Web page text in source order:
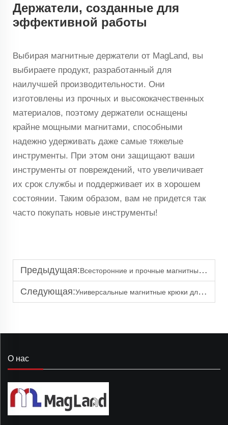
Держатели, созданные для
эффективной работы
Выбирая магнитные держатели от MagLand, вы
выбираете продукт, разработанный для
наилучшей производительности. Они
изготовлены из прочных и высококачественных
материалов, поэтому держатели оснащены
крайне мощными магнитами, способными
надежно удерживать даже самые тяжелые
инструменты. При этом они защищают ваши
инструменты от повреждений, что увеличивает
их срок службы и поддерживает их в хорошем
состоянии. Таким образом, вам не придется так
часто покупать новые инструменты!
Предыдущая:Всесторонние и прочные магнитные подъемные держатели для каждого применения
Следующая:Универсальные магнитные крюки для гаража, удовлетворяющие все ваши потребности в хранении
О нас